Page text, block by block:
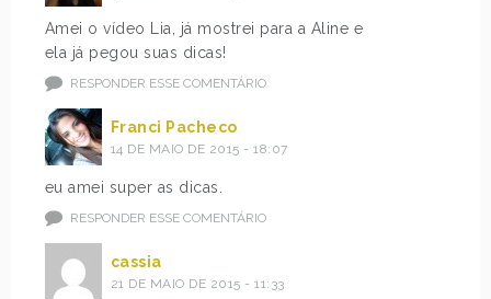
Amei o vídeo Lia, já mostrei para a Aline e
ela já pegou suas dicas!
RESPONDER ESSE COMENTÁRIO
Franci Pacheco
14 DE MAIO DE 2015 - 18:07
eu amei super as dicas.
RESPONDER ESSE COMENTÁRIO
cassia
21 DE MAIO DE 2015 - 11:33